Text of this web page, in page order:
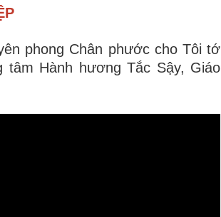
phong Chân phước cho Tôi tớ
tâm Hành hương Tắc Sậy, Giáo